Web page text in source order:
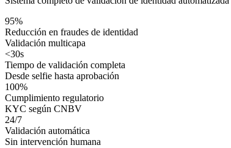
95%
Reducción en fraudes de identidad
Validación multicapa
<30s
Tiempo de validación completa
Desde selfie hasta aprobación
100%
Cumplimiento regulatorio
KYC según CNBV
24/7
Validación automática
Sin intervención humana